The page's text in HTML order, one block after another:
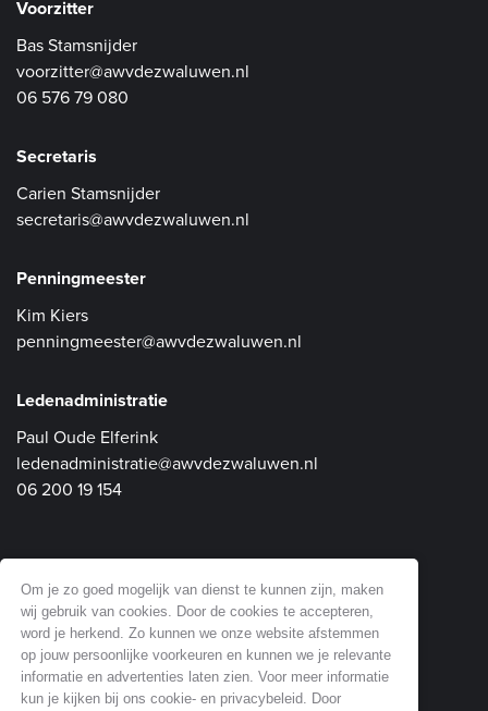
Om je zo goed mogelijk van dienst te kunnen zijn, maken
wij gebruik van cookies. Door de cookies te accepteren,
word je herkend. Zo kunnen we onze website afstemmen
op jouw persoonlijke voorkeuren en kunnen we je relevante
informatie en advertenties laten zien. Voor meer informatie
kun je kijken bij ons cookie- en privacybeleid. Door
Voorzitter
Bas Stamsnijder
voorzitter@awvdezwaluwen.nl
06 576 79 080
Secretaris
Carien Stamsnijder
secretaris@awvdezwaluwen.nl
Penningmeester
Kim Kiers
penningmeester@awvdezwaluwen.nl
Ledenadministratie
Paul Oude Elferink
ledenadministratie@awvdezwaluwen.nl
06 200 19 154
Communicatie en Website
Dick Soepenberg
website@awvdezwaluwen.nl
06 518 61 353